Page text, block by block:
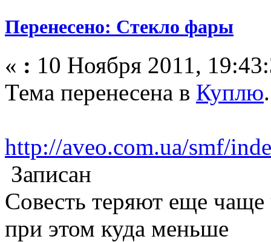
Перенесено: Стекло фары
« : 10 Ноября 2011,
Тема перенесена в Куплю.
http://aveo.com.ua/smf/
Записан
Совесть теряют еще
при этом куда меньше